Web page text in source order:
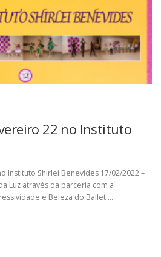
22 no Instituto
Instituto Shirlei Benevides 17/02/2022 –
Luz através da parceria com a
e Beleza do Ballet …